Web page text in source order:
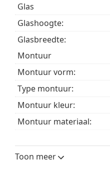
Glas
Glashoogte:
Glasbreedte:
montuur
Montuur vorm:
Type montuur:
Montuur kleur:
Montuur materiaal:
Breedte:
Toon meer